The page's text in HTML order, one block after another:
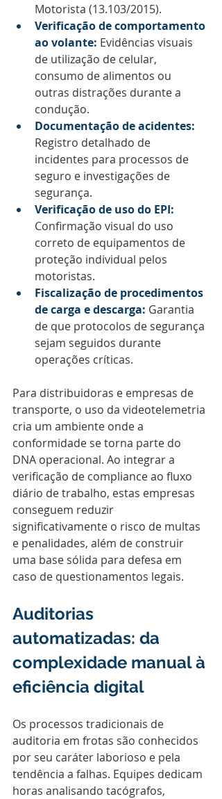
Motorista (13.103/2015).
Verificação de comportamento
ao volante: Evidências visuais
de utilização de celular,
consumo de alimentos ou
outras distrações durante a
condução.
Documentação de acidentes:
Registro detalhado de
incidentes para processos de
seguro e investigações de
segurança.
Verificação de uso do EPI:
Confirmação visual do uso
correto de equipamentos de
proteção individual pelos
motoristas.
Fiscalização de procedimentos
de carga e descarga: Garantia
de que protocolos de segurança
sejam seguidos durante
operações críticas.
Para distribuidoras e empresas de
transporte, o uso da videotelemetria
cria um ambiente onde a
conformidade se torna parte do
DNA operacional. Ao integrar a
verificação de compliance ao fluxo
diário de trabalho, estas empresas
conseguem reduzir
significativamente o risco de multas
e penalidades, além de construir
uma base sólida para defesa em
caso de questionamentos legais.
Auditorias
automatizadas: da
complexidade manual à
eficiência digital
Os processos tradicionais de
auditoria em frotas são conhecidos
por seu caráter laborioso e pela
tendência a falhas. Equipes dedicam
horas analisando tacógrafos,